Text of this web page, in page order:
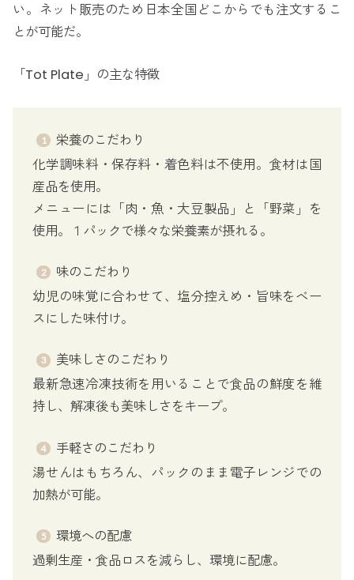
い。ネット販売のため日本全国どこからでも注文するこ
とが可能だ。
「Tot Plate」の主な特徴
栄養のこだわり
化学調味料・保存料・着色料は不使用。食材は国
産品を使用。
メニューには「肉・魚・大豆製品」と「野菜」を
使用。１パックで様々な栄養素が摂れる。
味のこだわり
幼児の味覚に合わせて、塩分控えめ・旨味をベー
スにした味付け。
美味しさのこだわり
最新急速冷凍技術を用いることで食品の鮮度を維
持し、解凍後も美味しさをキープ。
手軽さのこだわり
湯せんはもちろん、パックのまま電子レンジでの
加熱が可能。
環境への配慮
過剰生産・食品ロスを減らし、環境に配慮。